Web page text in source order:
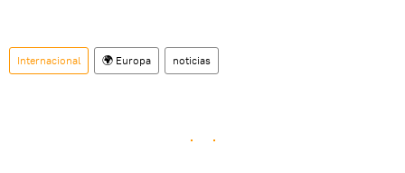
Internacional 🌍 Europa noticias